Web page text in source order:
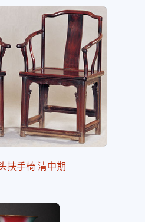
扶手椅 清中期